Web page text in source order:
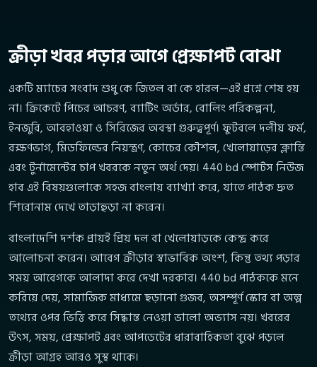
ক্রীড়া খবর পড়ার আগে প্রেক্ষাপট বোঝা
একটি ম্যাচের সংবাদ শুধু কে জিতল বা কে হারল—এই প্রশ্নে শেষ হয়
না। ক্রিকেটে পিচের আচরণ, ব্যাটিং অর্ডার, বোলিং পরিকল্পনা,
ইনজুরি, আবহাওয়া ও সিরিজের অবস্থা গুরুত্বপূর্ণ। ফুটবলে দলীয় ফর্ম,
রক্ষণভাগ, মিডফিল্ডের নিয়ন্ত্রণ, কোচের কৌশল, খেলোয়াড়ের ক্লান্তি
এবং টুর্নামেন্টের চাপ খবরকে নতুন অর্থ দেয়। 440 bd স্পোর্টস নিউজ
হাব এই বিষয়গুলোকে সহজ বাংলায় ব্যাখ্যা করে, যাতে পাঠক দ্রুত
শিরোনাম দেখে তাড়াহুড়া না করেন।
বাংলাদেশি দর্শক প্রায়ই প্রিয় দল বা খেলোয়াড়কে কেন্দ্র করে
আলোচনা করেন। আবেগ ক্রীড়ার স্বাভাবিক অংশ, কিন্তু তথ্য পড়ার
সময় আবেগকে আলাদা করে দেখা দরকার। 440 bd পাঠককে মনে
করিয়ে দেয়, সামাজিক মাধ্যমে ছড়ানো গুজব, অসম্পূর্ণ স্কোর বা অল্প
তথ্যের ওপর ভিত্তি করে সিদ্ধান্ত নেওয়া ভালো অভ্যাস নয়। খবরের
উৎস, সময়, প্রেক্ষাপট এবং আপডেটের ধারাবাহিকতা বুঝে পড়লে
ক্রীড়া আগ্রহ আরও সুস্থ থাকে।